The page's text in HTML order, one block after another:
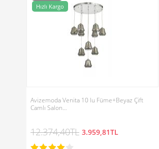
Hızlı Kargo
Avizemoda Venita 10 lu Füme+Beyaz Çift
Camlı Salon…
12.374,40TL 3.959,81TL